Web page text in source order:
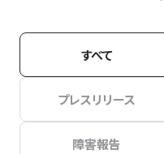
すべて
プレスリリース
障害報告